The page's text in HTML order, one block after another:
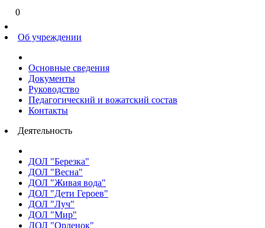
0
Об учреждении
Основные сведения
Документы
Руководство
Педагогический и вожатский состав
Контакты
Деятельность
ДОЛ "Березка"
ДОЛ "Весна"
ДОЛ "Живая вода"
ДОЛ "Дети Героев"
ДОЛ "Луч"
ДОЛ "Мир"
ДОЛ "Орленок"